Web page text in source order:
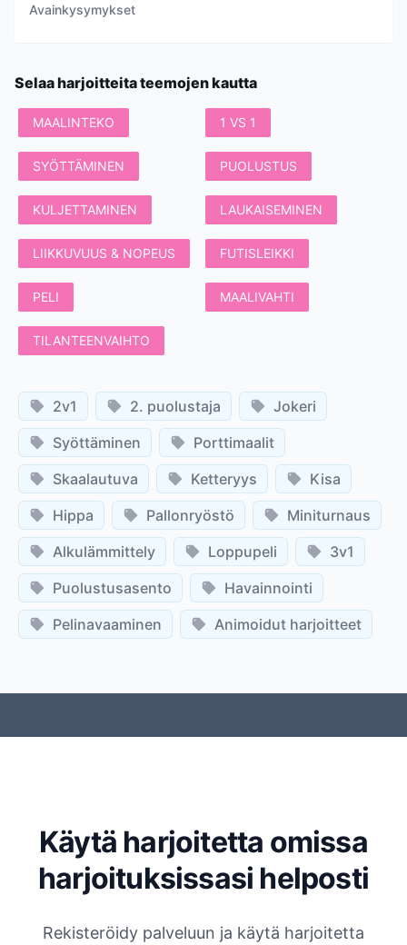
Avainkysymykset
Selaa harjoitteita teemojen kautta
MAALINTEKO 1 VS 1
SYÖTTÄMINEN PUOLUSTUS
KULJETTAMINEN LAUKAISEMINEN
LIIKKUVUUS & NOPEUS FUTISLEIKKI
PELI MAALIVAHTI
TILANTEENVAIHTO
2v1 2. puolustaja
Jokeri
Syöttäminen
Porttimaalit
Skaalautuva
Ketteryys
Kisa
Hippa
Pallonryöstö
Miniturnaus
Alkulämmittely
Loppupeli
3v1
Puolustusasento
Havainnointi
Pelinavaaminen
Animoidut harjoitteet
Käytä harjoitetta omissa
harjoituksissasi helposti
Rekisteröidy palveluun ja käytä harjoitetta